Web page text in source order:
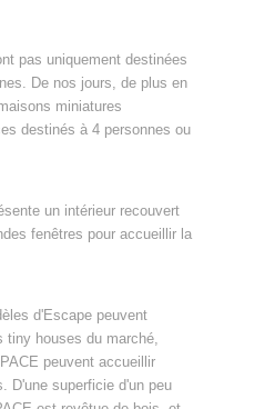
pas uniquement destinées
De nos jours, de plus en
miniatures
destinés à 4 personnes ou
un intérieur recouvert
fenêtres pour accueillir la
d'Escape peuvent
tiny houses du marché,
peuvent accueillir
D'une superficie d'un peu